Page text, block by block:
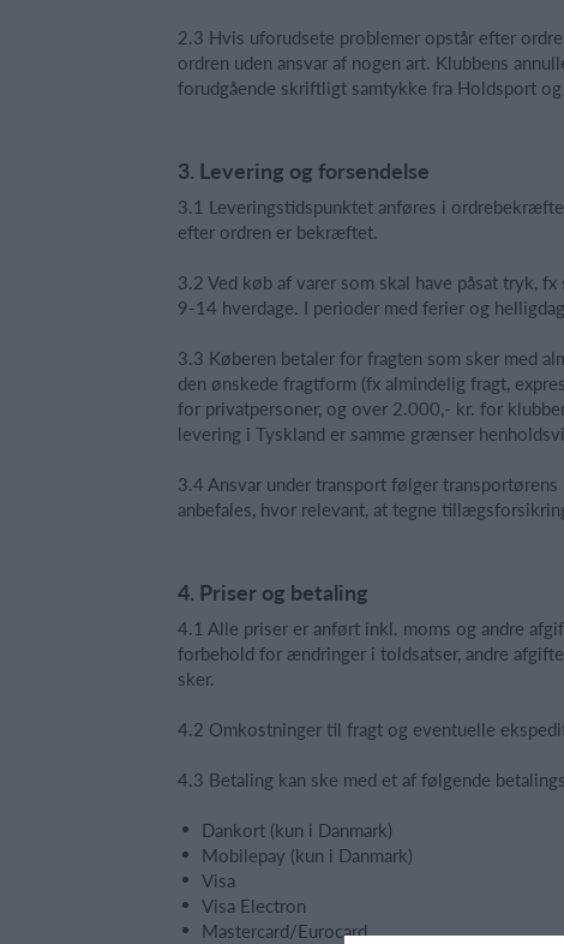
2.3 Hvis uforudsete problemer opstår efter
ordren uden ansvar af nogen art. Klubbens
forudgående skriftligt samtykke fra Holdsport
3. Levering og forsendelse
3.1 Leveringstidspunktet anføres i
efter ordren er bekræftet.
3.2 Ved køb af varer som skal have påsat tryk,
9-14 hverdage. I perioder med ferier og
3.3 Køberen betaler for fragten som sker med
den ønskede fragtform (fx almindelig fragt,
for privatpersoner, og over 2.000,- kr. for
levering i Tyskland er samme grænser
3.4 Ansvar under transport følger
anbefales, hvor relevant, at tegne
4. Priser og betaling
4.1 Alle priser er anført inkl. moms og andre
forbehold for ændringer i toldsatser, andre
sker.
4.2 Omkostninger til fragt og eventuelle
4.3 Betaling kan ske med et af følgende
Dankort (kun i Danmark)
Mobilepay (kun i Danmark)
Visa
Visa Electron
Mastercard/Eurocard